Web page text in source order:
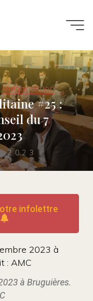
Vulgarisation
#25 :
du 7
2023
infolettre
à Bruguières.